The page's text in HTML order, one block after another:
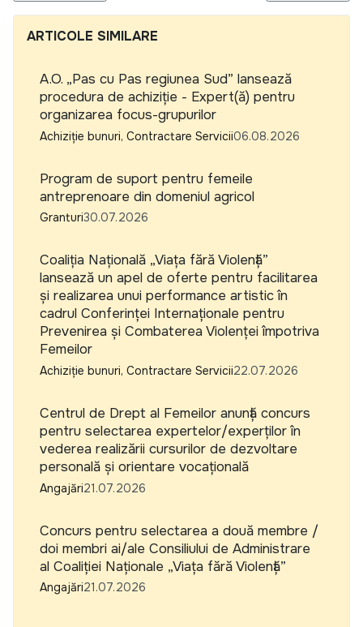
ARTICOLE SIMILARE
A.O. „Pas cu Pas regiunea Sud” lansează
procedura de achiziție - Expert(ă) pentru
organizarea focus-grupurilor
Achiziție bunuri, Contractare Servicii06.08.2026
Program de suport pentru femeile
antreprenoare din domeniul agricol
Granturi30.07.2026
Coaliția Națională „Viața fără Violență”
lansează un apel de oferte pentru facilitarea
și realizarea unui performance artistic în
cadrul Conferinței Internaționale pentru
Prevenirea și Combaterea Violenței împotriva
Femeilor
Achiziție bunuri, Contractare Servicii22.07.2026
Centrul de Drept al Femeilor anunță concurs
pentru selectarea expertelor/experților în
vederea realizării cursurilor de dezvoltare
personală și orientare vocațională
Angajări21.07.2026
Concurs pentru selectarea a două membre /
doi membri ai/ale Consiliului de Administrare
al Coaliției Naționale „Viața fără Violență”
Angajări21.07.2026